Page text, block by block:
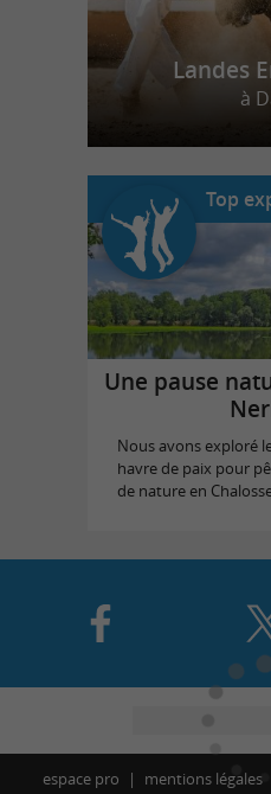
Landes
à
Top
Une pause
Nous avons exploré
havre de paix pour
de nature en
espace pro mentions légales